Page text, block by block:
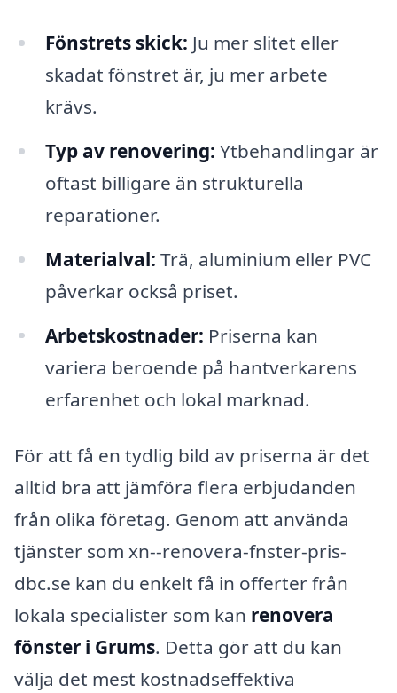
Fönstrets skick: Ju mer slitet eller
skadat fönstret är, ju mer arbete
krävs.
Typ av renovering: Ytbehandlingar är
oftast billigare än strukturella
reparationer.
Materialval: Trä, aluminium eller PVC
påverkar också priset.
Arbetskostnader: Priserna kan
variera beroende på hantverkarens
erfarenhet och lokal marknad.
För att få en tydlig bild av priserna är det
alltid bra att jämföra flera erbjudanden
från olika företag. Genom att använda
tjänster som xn--renovera-fnster-pris-
dbc.se kan du enkelt få in offerter från
lokala specialister som kan renovera
fönster i Grums. Detta gör att du kan
välja det mest kostnadseffektiva